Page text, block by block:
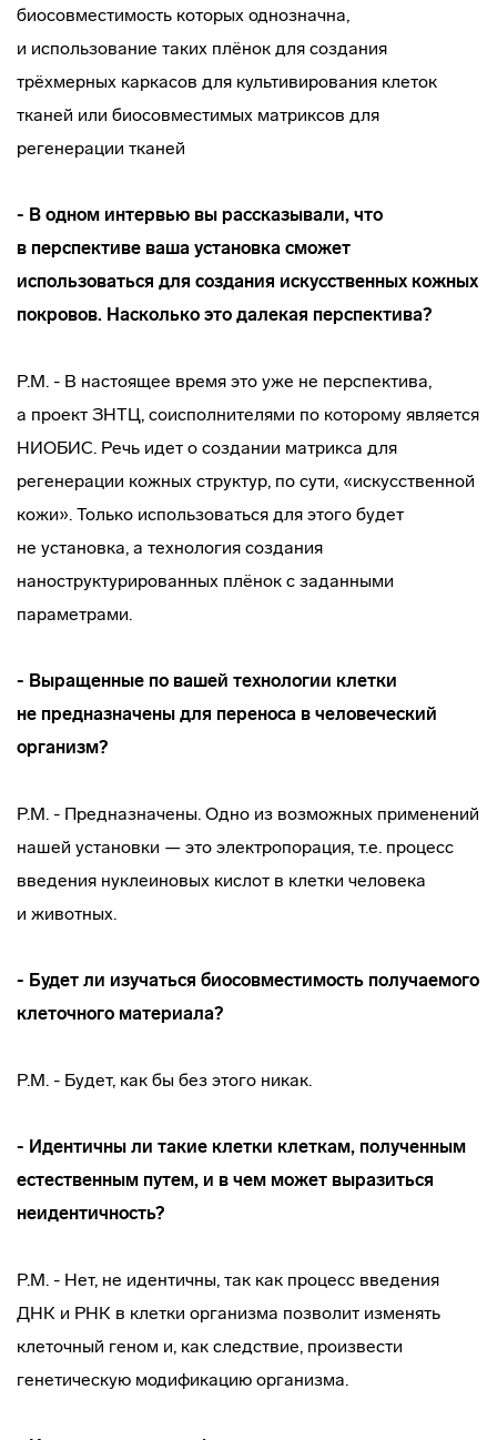
биосовместимость которых однозначна,
и использование таких плёнок для создания
трёхмерных каркасов для культивирования клеток
тканей или биосовместимых матриксов для
регенерации тканей
- В одном интервью вы рассказывали, что
в перспективе ваша установка сможет
использоваться для создания искусственных кожных
покровов. Насколько это далекая перспектива?
Р.М. - В настоящее время это уже не перспектива,
а проект ЗНТЦ, соисполнителями по которому является
НИОБИС. Речь идет о создании матрикса для
регенерации кожных структур, по сути, «искусственной
кожи». Только использоваться для этого будет
не установка, а технология создания
наноструктурированных плёнок с заданными
параметрами.
- Выращенные по вашей технологии клетки
не предназначены для переноса в человеческий
организм?
Р.М. - Предназначены. Одно из возможных применений
нашей установки — это электропорация, т.е. процесс
введения нуклеиновых кислот в клетки человека
и животных.
- Будет ли изучаться биосовместимость получаемого
клеточного материала?
Р.М. - Будет, как бы без этого никак.
- Идентичны ли такие клетки клеткам, полученным
естественным путем, и в чем может выразиться
неидентичность?
Р.М. - Нет, не идентичны, так как процесс введения
ДНК и РНК в клетки организма позволит изменять
клеточный геном и, как следствие, произвести
генетическую модификацию организма.